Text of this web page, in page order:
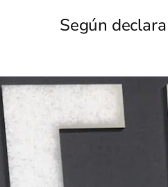
Según